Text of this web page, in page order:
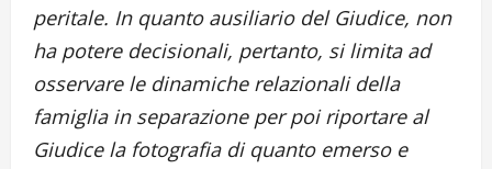
peritale. In quanto ausiliario del Giudice, non
ha potere decisionali, pertanto, si limita ad
osservare le dinamiche relazionali della
famiglia in separazione per poi riportare al
Giudice la fotografia di quanto emerso e